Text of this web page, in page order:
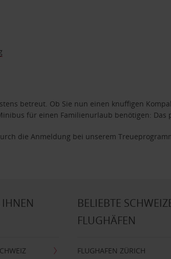
betreut. Ob Sie nun einen knuffigen
für einen Familienurlaub benötigen: Das
die Anmeldung bei unserem
BELIEBTE
FLUGHÄFEN
FLUGHAFEN ZÜRICH